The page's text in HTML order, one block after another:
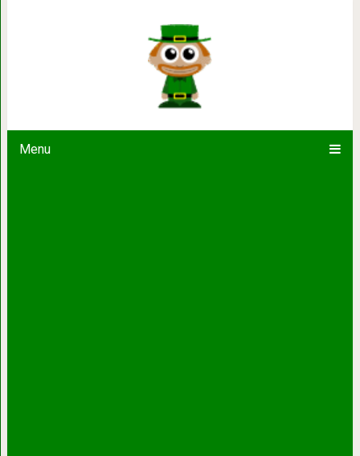
Menu
20 вещей, которые отели и